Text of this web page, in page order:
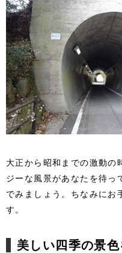
大正から昭和までの激動の
ジーな風景があなたを待っ
でみましょう。ちなみにお
す。
美しい四季の景